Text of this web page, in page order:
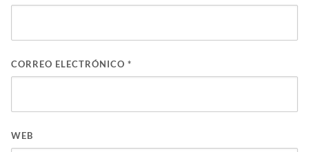
CORREO ELECTRÓNICO *
WEB